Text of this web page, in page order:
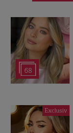
68
Exclusiv